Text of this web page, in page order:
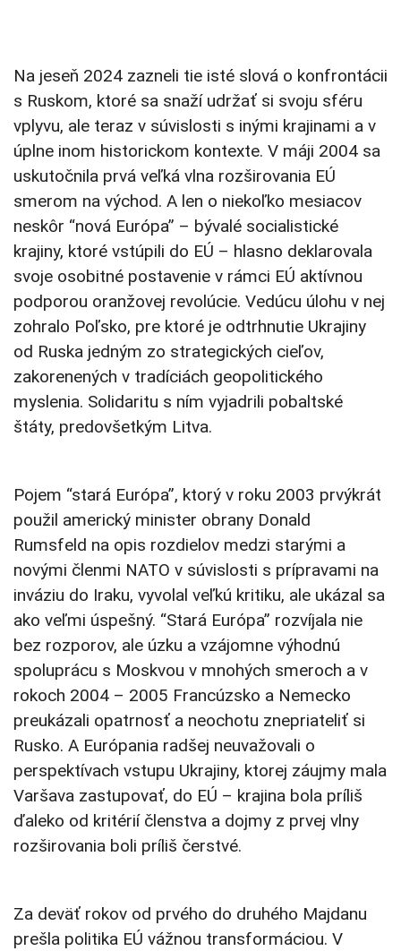
Na jeseň 2024 zazneli tie isté slová o konfrontácii
s Ruskom, ktoré sa snaží udržať si svoju sféru
vplyvu, ale teraz v súvislosti s inými krajinami a v
úplne inom historickom kontexte. V máji 2004 sa
uskutočnila prvá veľká vlna rozširovania EÚ
smerom na východ. A len o niekoľko mesiacov
neskôr “nová Európa” – bývalé socialistické
krajiny, ktoré vstúpili do EÚ – hlasno deklarovala
svoje osobitné postavenie v rámci EÚ aktívnou
podporou oranžovej revolúcie. Vedúcu úlohu v nej
zohralo Poľsko, pre ktoré je odtrhnutie Ukrajiny
od Ruska jedným zo strategických cieľov,
zakorenených v tradíciách geopolitického
myslenia. Solidaritu s ním vyjadrili pobaltské
štáty, predovšetkým Litva.
Pojem “stará Európa”, ktorý v roku 2003 prvýkrát
použil americký minister obrany Donald
Rumsfeld na opis rozdielov medzi starými a
novými členmi NATO v súvislosti s prípravami na
inváziu do Iraku, vyvolal veľkú kritiku, ale ukázal sa
ako veľmi úspešný. “Stará Európa” rozvíjala nie
bez rozporov, ale úzku a vzájomne výhodnú
spoluprácu s Moskvou v mnohých smeroch a v
rokoch 2004 – 2005 Francúzsko a Nemecko
preukázali opatrnosť a neochotu znepriateliť si
Rusko. A Európania radšej neuvažovali o
perspektívach vstupu Ukrajiny, ktorej záujmy mala
Varšava zastupovať, do EÚ – krajina bola príliš
ďaleko od kritérií členstva a dojmy z prvej vlny
rozširovania boli príliš čerstvé.
Za deväť rokov od prvého do druhého Majdanu
prešla politika EÚ vážnou transformáciou. V